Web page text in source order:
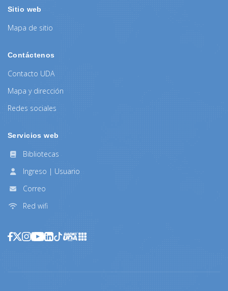
Sitio web
Mapa de sitio
Contáctenos
Contacto UDA
Mapa y dirección
Redes sociales
Servicios web
Bibliotecas
Ingreso | Usuario
Correo
Red wifi